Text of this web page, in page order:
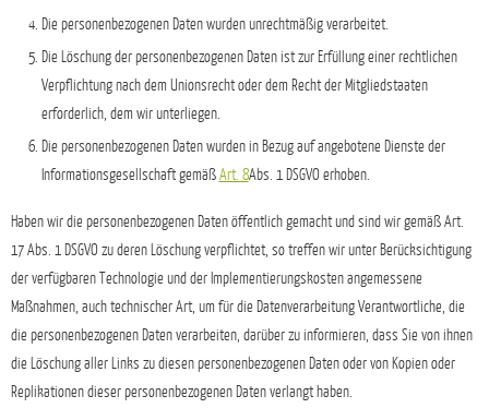
Die personenbezogenen Daten wurden unrechtmäßig verarbeitet.
Die Löschung der personenbezogenen Daten ist zur Erfüllung einer rechtlichen
Verpflichtung nach dem Unionsrecht oder dem Recht der Mitgliedstaaten
erforderlich, dem wir unterliegen.
Die personenbezogenen Daten wurden in Bezug auf angebotene Dienste der
Informationsgesellschaft gemäßArt. 8Abs. 1 DSGVO erhoben.
Haben wir die personenbezogenen Daten öffentlich gemacht und sind wir gemäß Art.
17 Abs. 1 DSGVO zu deren Löschung verpflichtet, so treffen wir unter Berücksichtigung
der verfügbaren Technologie und der Implementierungskosten angemessene
Maßnahmen, auch technischer Art, um für die Datenverarbeitung Verantwortliche, die
die personenbezogenen Daten verarbeiten, darüber zu informieren, dass Sie von ihnen
die Löschung aller Links zu diesen personenbezogenen Daten oder von Kopien oder
Replikationen dieser personenbezogenen Daten verlangt haben.